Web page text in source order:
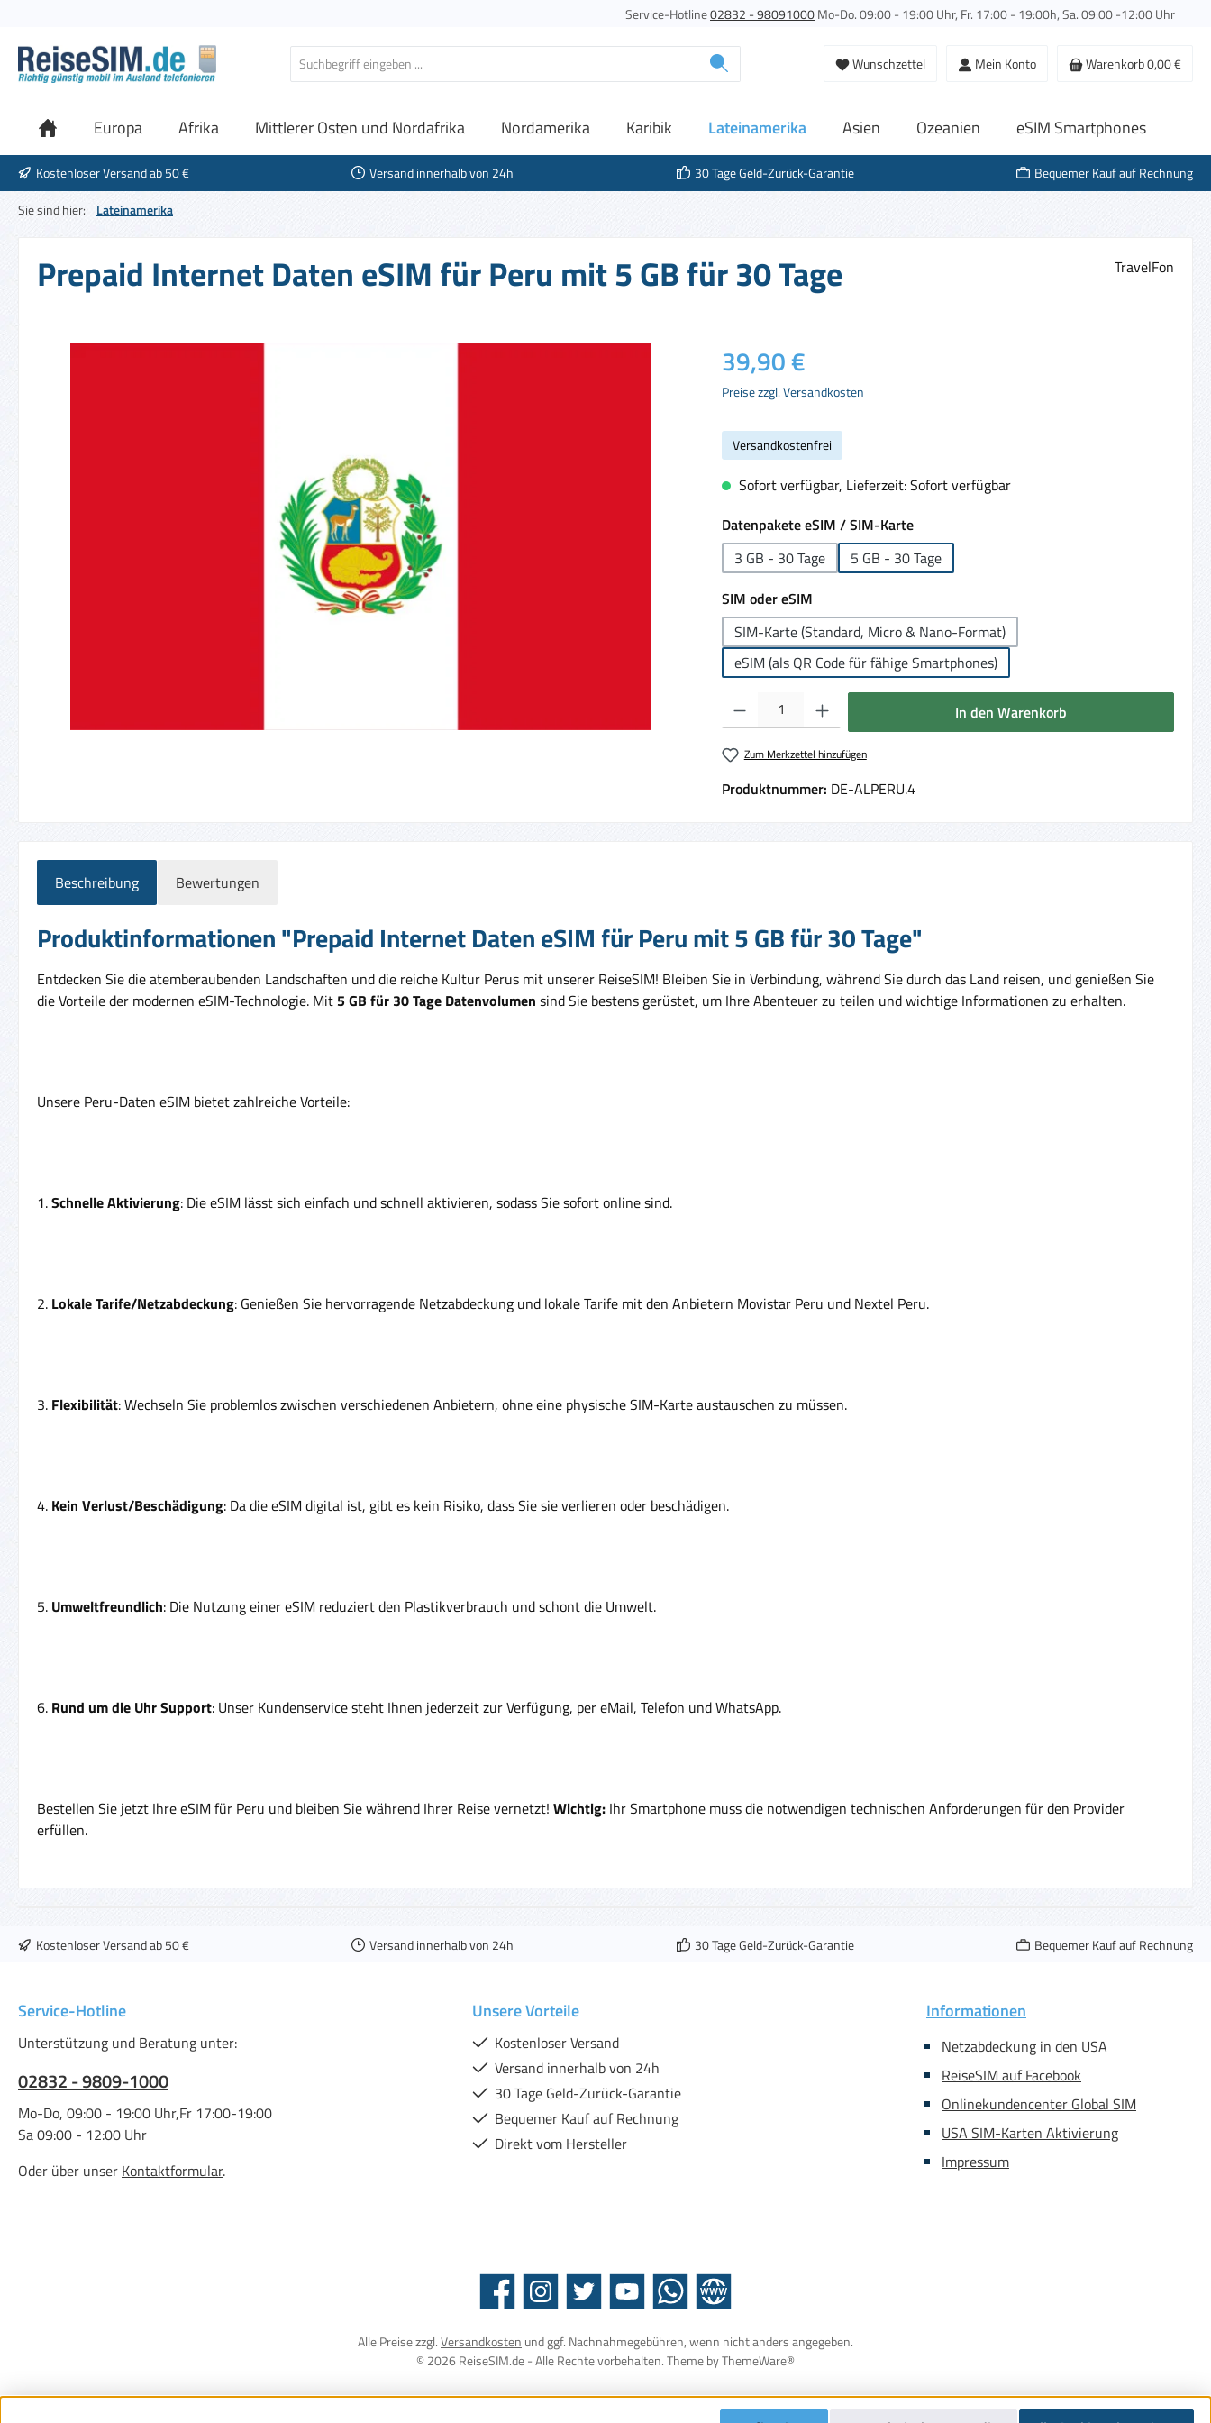
Service-Hotline02832 - 98091000Mo-Do. 09:00 - 19:00 Uhr, Fr. 17:00 - 19:00h, Sa. 09:00 -12:00 Uhr
WunschzettelDu hast 0 Produkte auf dem Merkzettel
Mein Konto Warenkorb0,00 €
Europa Afrika Mittlerer Osten und Nordafrika Nordamerika Karibik Lateinamerika Asien Ozeanien eSIM Smartphones
Kostenloser Versand ab 50 € Versand innerhalb von 24h 30 Tage Geld-Zurück-Garantie
Bequemer Kauf auf Rechnung
Sie sind hier:
Lateinamerika
Prepaid Internet Daten eSIM für Peru mit 5 GB für 30 Tage TravelFon
Regulärer Preis:
39,90 €
Preise zzgl. Versandkosten
Versandkostenfrei
Sofort verfügbar, Lieferzeit: Sofort verfügbar
Datenpakete eSIM / SIM-Karteauswählen
3 GB - 30 Tage
5 GB - 30 Tage
SIM oder eSIMauswählen
SIM-Karte (Standard, Micro & Nano-Format)
eSIM (als QR Code für fähige Smartphones)
Produkt Anzahl: Gib den gewünschten Wert ein oder benutze die Schaltflächen um die
In den Warenkorb
Zum Merkzettel hinzufügen
Produktnummer: DE-ALPERU.4
Beschreibung Bewertungen
Produktinformationen "Prepaid Internet Daten eSIM für Peru mit 5 GB für 30 Tage"
Entdecken Sie die atemberaubenden Landschaften und die reiche Kultur Perus mit unserer ReiseSIM! Bleiben Sie in Verbindung, während Sie durch das Land reisen, und genießen Sie
die Vorteile der modernen eSIM-Technologie. Mit5 GB für 30 Tage Datenvolumen sind Sie bestens gerüstet, um Ihre Abenteuer zu teilen und wichtige Informationen zu erhalten.
Unsere Peru-Daten eSIM bietet zahlreiche Vorteile:
1.Schnelle Aktivierung: Die eSIM lässt sich einfach und schnell aktivieren, sodass Sie sofort online sind.
2. Lokale Tarife/Netzabdeckung: Genießen Sie hervorragende Netzabdeckung und lokale Tarife mit den Anbietern Movistar Peru und Nextel Peru.
3. Flexibilität: Wechseln Sie problemlos zwischen verschiedenen Anbietern, ohne eine physische SIM-Karte austauschen zu müssen.
4. Kein Verlust/Beschädigung: Da die eSIM digital ist, gibt es kein Risiko, dass Sie sie verlieren oder beschädigen.
5. Umweltfreundlich: Die Nutzung einer eSIM reduziert den Plastikverbrauch und schont die Umwelt.
6. Rund um die Uhr Support: Unser Kundenservice steht Ihnen jederzeit zur Verfügung, per eMail, Telefon und WhatsApp.
Bestellen Sie jetzt Ihre eSIM für Peru und bleiben Sie während Ihrer Reise vernetzt! Wichtig: Ihr Smartphone muss die notwendigen technischen Anforderungen für den Provider
erfüllen.
Kostenloser Versand ab 50 € Versand innerhalb von 24h 30 Tage Geld-Zurück-Garantie Bequemer Kauf auf Rechnung
Service-Hotline
Unterstützung und Beratung unter:
02832 - 9809-1000
Mo-Do, 09:00 - 19:00 Uhr,Fr 17:00-19:00
Sa 09:00 - 12:00 Uhr
Oder über unser Kontaktformular.
Unsere Vorteile
Kostenloser Versand
Versand innerhalb von 24h
30 Tage Geld-Zurück-Garantie
Bequemer Kauf auf Rechnung
Direkt vom Hersteller
Informationen
Netzabdeckung in den USA
ReiseSIM auf Facebook
Onlinekundencenter Global SIM
USA SIM-Karten Aktivierung
Impressum
Facebook Instagram Twitter YouTube WhatsAppWebsite
Alle Preise zzgl.Versandkosten und ggf. Nachnahmegebühren, wenn nicht anders angegeben.
© 2026 ReiseSIM.de - Alle Rechte vorbehalten. Theme byThemeWare®